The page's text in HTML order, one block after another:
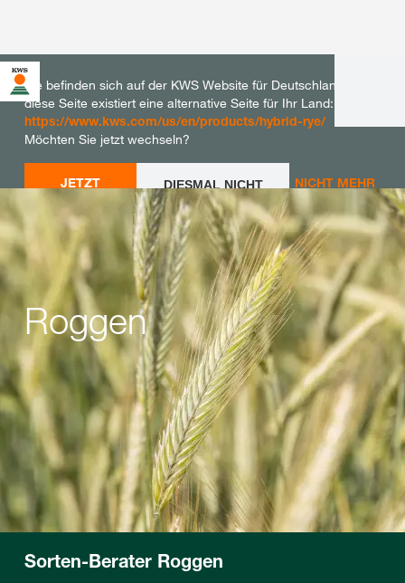
Sie befinden sich auf der KWS Website für Deutschland. Für
diese Seite existiert eine alternative Seite für Ihr Land:
https://www.kws.com/us/en/products/hybrid-rye/
Möchten Sie jetzt wechseln?
JETZT
WECHSELN
DIESMAL NICHT
WECHSELN
NICHT MEHR
Roggen
Sorten-Berater Roggen